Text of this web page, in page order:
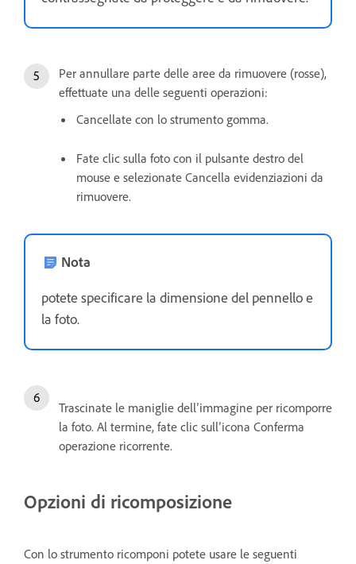
Per annullare parte delle aree da rimuovere (rosse),
effettuate una delle seguenti operazioni:
Cancellate con lo strumento gomma.
Fate clic sulla foto con il pulsante destro del
mouse e selezionate Cancella evidenziazioni da
rimuovere.
Nota
potete specificare la dimensione del pennello e
la foto.
Trascinate le maniglie dell’immagine per ricomporre
la foto. Al termine, fate clic sull’icona Conferma
operazione ricorrente.
Opzioni di ricomposizione
Con lo strumento ricomponi potete usare le seguenti